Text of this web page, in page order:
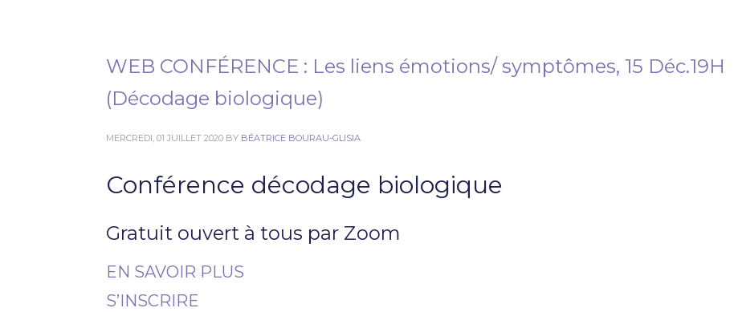
WEB CONFÉRENCE : Les liens émotions/ symptômes, 15 Déc.19H
(Décodage biologique)
MERCREDI, 01 JUILLET 2020 BY BÉATRICE BOURAU-GLISIA
Conférence décodage biologique
Gratuit ouvert à tous par Zoom
EN SAVOIR PLUS
S’INSCRIRE